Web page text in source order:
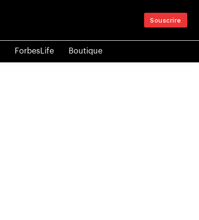
Souscrire
ForbesLife Boutique